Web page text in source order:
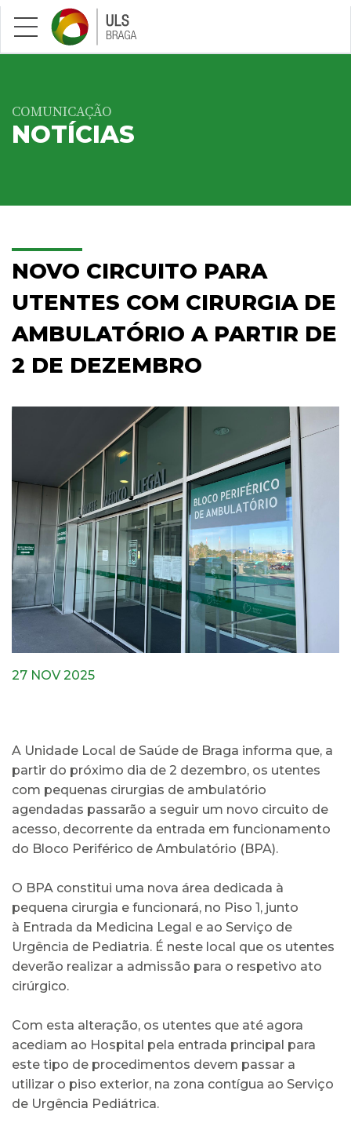
Saltar para conteúdo principal
COMUNICAÇÃO
NOTÍCIAS
NOVO CIRCUITO PARA
UTENTES COM CIRURGIA DE
AMBULATÓRIO A PARTIR DE
2 DE DEZEMBRO
27 NOV 2025
A Unidade Local de Saúde de Braga informa que, a
partir do próximo dia de 2 dezembro, os utentes
com pequenas cirurgias de ambulatório
agendadas passarão a seguir um novo circuito de
acesso, decorrente da entrada em funcionamento
do Bloco Periférico de Ambulatório (BPA).
O BPA constitui uma nova área dedicada à
pequena cirurgia e funcionará, no Piso 1, junto
à Entrada da Medicina Legal e ao Serviço de
Urgência de Pediatria. É neste local que os utentes
deverão realizar a admissão para o respetivo ato
cirúrgico.
Com esta alteração, os utentes que até agora
acediam ao Hospital pela entrada principal para
este tipo de procedimentos devem passar a
utilizar o piso exterior, na zona contígua ao Serviço
de Urgência Pediátrica.